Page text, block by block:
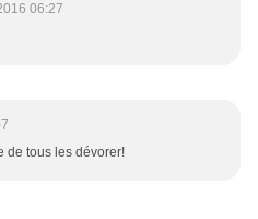
06:27
de tous les dévorer!